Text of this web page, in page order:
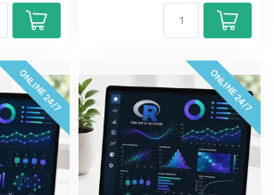
ONLINE 24/7 ONLINE 24/7